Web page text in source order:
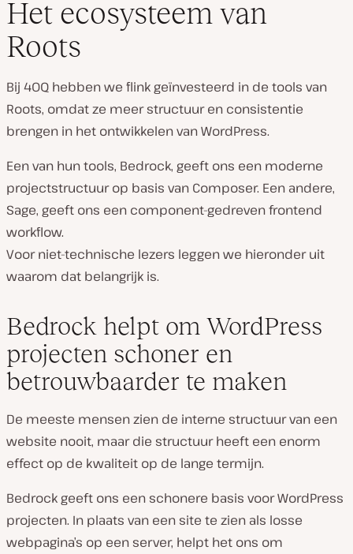
Het ecosysteem van
Roots
Bij 40Q hebben we flink geïnvesteerd in de tools van
Roots, omdat ze meer structuur en consistentie
brengen in het ontwikkelen van WordPress.
Een van hun tools, Bedrock, geeft ons een moderne
projectstructuur op basis van Composer. Een andere,
Sage, geeft ons een component-gedreven frontend
workflow.
Voor niet-technische lezers leggen we hieronder uit
waarom dat belangrijk is.
Bedrock helpt om WordPress
projecten schoner en
betrouwbaarder te maken
De meeste mensen zien de interne structuur van een
website nooit, maar die structuur heeft een enorm
effect op de kwaliteit op de lange termijn.
Bedrock geeft ons een schonere basis voor WordPress
projecten. In plaats van een site te zien als losse
webpagina’s op een server, helpt het ons om